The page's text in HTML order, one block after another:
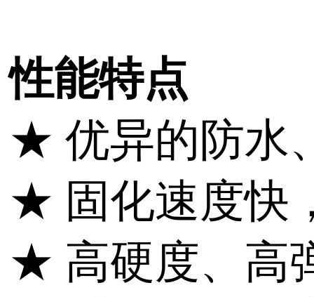
性能特点
★ 优异的防水
★ 固化速度快
★ 高硬度、高